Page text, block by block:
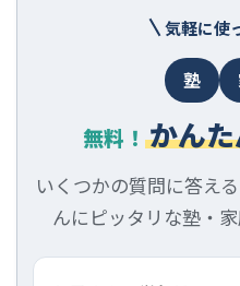
気軽に使
塾
無料！ かん
いくつかの質問に答え
んにピッタリな塾・